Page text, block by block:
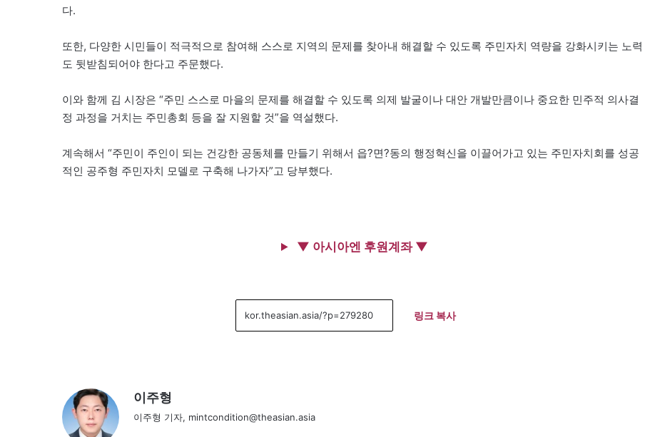
다.
또한, 다양한 시민들이 적극적으로 참여해 스스로 지역의 문제를 찾아내 해결할 수 있도록 주민자치 역량을 강화시키는 노력
도 뒷받침되어야 한다고 주문했다.
이와 함께 김 시장은 “주민 스스로 마을의 문제를 해결할 수 있도록 의제 발굴이나 대안 개발만큼이나 중요한 민주적 의사결
정 과정을 거치는 주민총회 등을 잘 지원할 것”을 역설했다.
계속해서 “주민이 주인이 되는 건강한 공동체를 만들기 위해서 읍?면?동의 행정혁신을 이끌어가고 있는 주민자치회를 성공
적인 공주형 주민자치 모델로 구축해 나가자”고 당부했다.
▼ 아시아엔 후원계좌 ▼
링크 복사
이주형
이주형 기자, mintcondition@theasian.asia